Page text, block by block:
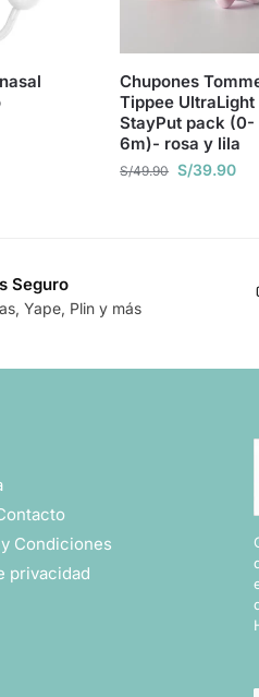
Chupones
Tippee UltraLight
StayPut pack (0-
6m)- rosa y lila
S/49.90 S/39.90
Seguro
Yape, Plin y más
Condiciones
privacidad